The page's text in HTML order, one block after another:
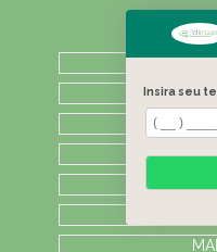
Insira seu